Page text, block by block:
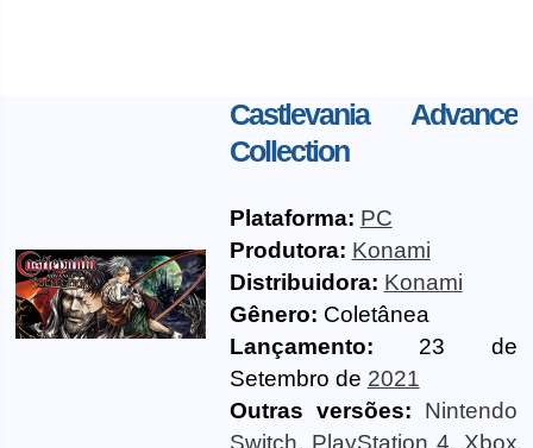
Castlevania Advance
Collection
Plataforma: PC
Produtora: Konami
Distribuidora: Konami
Gênero: Coletânea
Lançamento: 23 de
Setembro de 2021
Outras versões:
Nintendo
Switch, PlayStation 4, Xbox